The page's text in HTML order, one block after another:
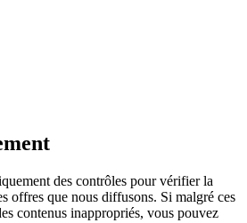
des contrôles pour vérifier la
offres que nous diffusons. Si malgré ces
contenus inappropriés, vous pouvez